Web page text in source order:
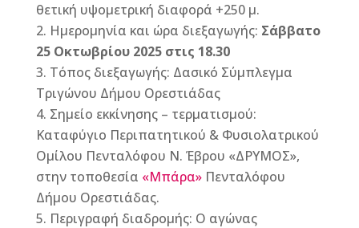
θετική υψομετρική διαφορά +250 μ.
Ημερομηνία και ώρα διεξαγωγής: Σάββατο
25 Οκτωβρίου 2025 στις 18.30
Τόπος διεξαγωγής: Δασικό Σύμπλεγμα
Τριγώνου Δήμου Ορεστιάδας
Σημείο εκκίνησης – τερματισμού:
Καταφύγιο Περιπατητικού & Φυσιολατρικού
Ομίλου Πενταλόφου Ν. Έβρου «ΔΡΥΜΟΣ»,
στην τοποθεσία «Μπάρα»Πενταλόφου
Δήμου Ορεστιάδας.
Περιγραφή διαδρομής: Ο αγώνας